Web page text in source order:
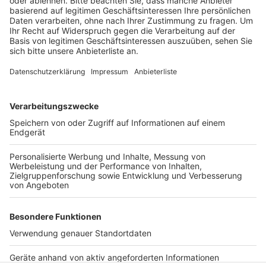
Anzeige
Anzeige
Denn der Umzug in den Rathausneubau steht an.
werden – es gibt laut Stadt auch Mengenrabatte.
Anzeige
Anzeige